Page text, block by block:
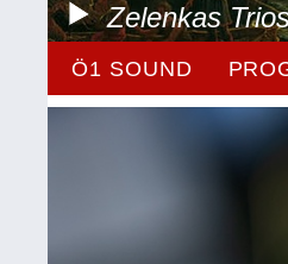
Zelenkas
Ö1 SOUND